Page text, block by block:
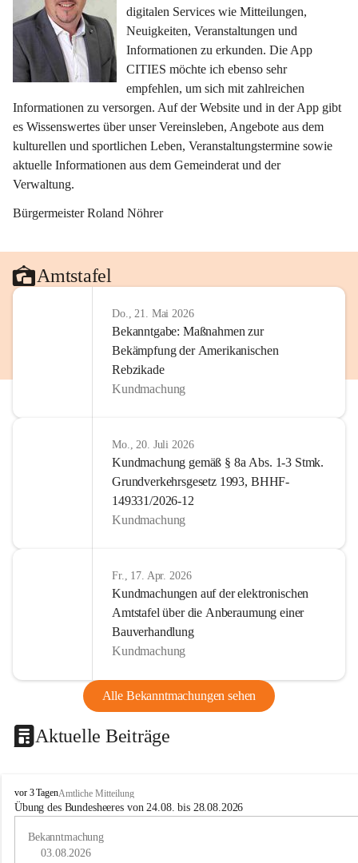
digitalen Services wie Mitteilungen,
Neuigkeiten, Veranstaltungen und
Informationen zu erkunden. Die App
CITIES möchte ich ebenso sehr
empfehlen, um sich mit zahlreichen
Informationen zu versorgen. Auf der Website und in der App gibt
es Wissenswertes über unser Vereinsleben, Angebote aus dem
kulturellen und sportlichen Leben, Veranstaltungstermine sowie
aktuelle Informationen aus dem Gemeinderat und der
Verwaltung.
Bürgermeister Roland Nöhrer
Amtstafel
Do., 21. Mai 2026
Bekanntgabe: Maßnahmen zur
Bekämpfung der Amerikanischen
Rebzikade
Kundmachung
Mo., 20. Juli 2026
Kundmachung gemäß § 8a Abs. 1-3 Stmk.
Grundverkehrsgesetz 1993, BHHF-
149331/2026-12
Kundmachung
Fr., 17. Apr. 2026
Kundmachungen auf der elektronischen
Amtstafel über die Anberaumung einer
Bauverhandlung
Kundmachung
Alle Bekanntmachungen sehen
Aktuelle Beiträge
B
u
vor 3 TagenAmtliche Mitteilung
Übung des Bundesheeres von 24.08. bis 28.08.2026
Bekanntmachung
03.08.2026